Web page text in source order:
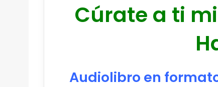
Cúrate a ti
Audiolibro en